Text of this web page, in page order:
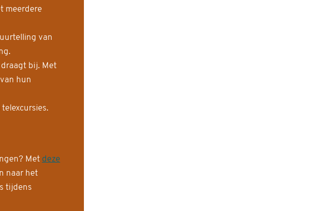
meerdere
van
draagt bij. Met
hun
Met deze
naar het
tijdens